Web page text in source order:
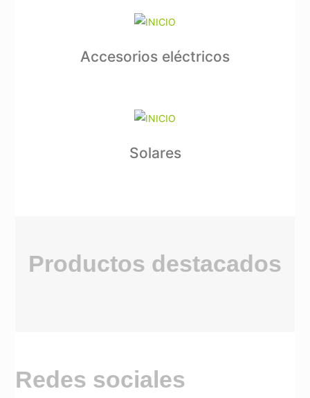
Accesorios eléctricos
Solares
Productos destacados
Redes sociales